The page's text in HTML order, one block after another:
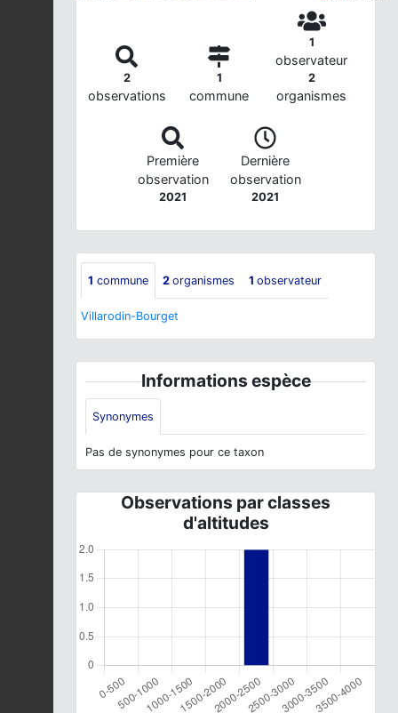
2
observations
1
commune
1
observateur
2
organismes
Première
observation
2021
Dernière
observation
2021
1 commune 2 organismes 1 observateur
Villarodin-Bourget
Informations espèce
Synonymes
Pas de synonymes pour ce taxon
Observations par classes
d'altitudes